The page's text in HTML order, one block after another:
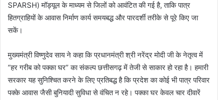
SPARSH) मॉड्यूल के माध्यम से जिलों को आवंटित की गई है, ताकि पात्र
हितग्राहियों के आवास निर्माण कार्य समयबद्ध और पारदर्शी तरीके से पूरे किए जा
सकें।
मुख्यमंत्री विष्णुदेव साय ने कहा कि प्रधानमंत्री श्री नरेंद्र मोदी जी के नेतृत्व में
“हर गरीब को पक्का घर” का संकल्प छत्तीसगढ़ में तेजी से साकार हो रहा है। हमारी
सरकार यह सुनिश्चित करने के लिए प्रतिबद्ध है कि प्रदेश का कोई भी पात्र परिवार
पक्के आवास जैसी बुनियादी सुविधा से वंचित न रहे। पक्का घर केवल चार दीवारें